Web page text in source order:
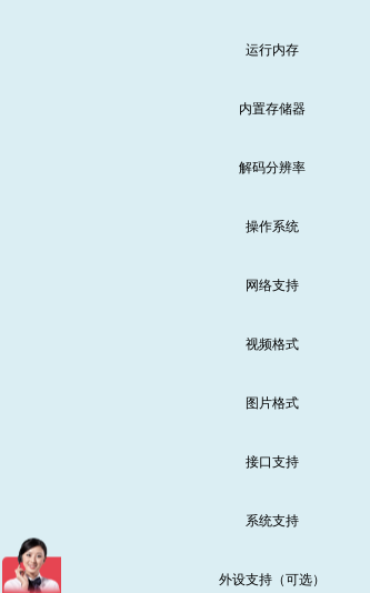
运行内存
内置存储器
解码分辨率
操作系统
网络支持
视频格式
图片格式
接口支持
系统支持
外设支持（可选）